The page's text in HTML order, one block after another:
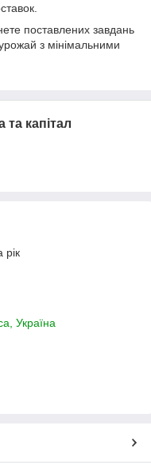
поставлених завдань
з мінімальними
капітал
рік
Україна